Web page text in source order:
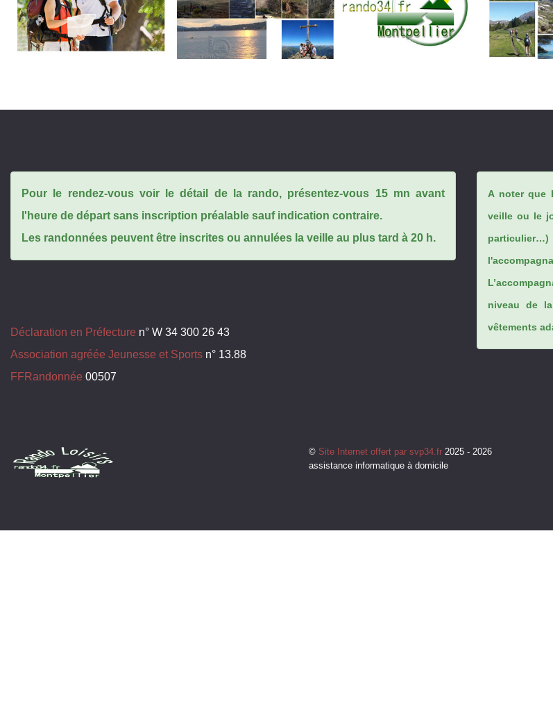
Pour le rendez-vous voir le détail de la rando, présentez-vous 15 mn avant
l'heure de départ sans inscription préalable sauf indication contraire.
Les randonnées peuvent être inscrites ou annulées la veille au plus tard à 20 h.
Déclaration en Préfecture n° W 34 300 26 43
Association agréée Jeunesse et Sports n° 13.88
FFRandonnée 00507
A noter que
veille ou le
niveau de
vêtements
© Site Internet offert par svp34.fr2025 - 2026
assistance informatique à domicile